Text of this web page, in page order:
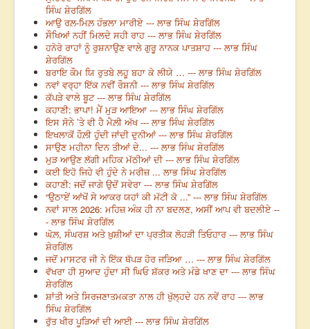
ਸਿੰਘ ਸ਼ੇਰਗਿੱਲ
ਆਉ ਰਲ਼-ਮਿਲ਼ ਹੰਭਲਾ ਮਾਰੀਏ --- ਲਾਭ ਸਿੰਘ ਸ਼ੇਰਗਿੱਲ
ਸੌਖਿਆਂ ਨਹੀਂ ਮਿਲਦੇ ਸਹੀ ਰਾਹ --- ਲਾਭ ਸਿੰਘ ਸ਼ੇਰਗਿੱਲ
ਹਨੇਰੇ ਰਾਹਾਂ ਨੂੰ ਰੁਸ਼ਨਾਉਣ ਵਾਲੇ ਗੁਰੂ ਨਾਨਕ ਪਾਤਸ਼ਾਹ --- ਲਾਭ ਸਿੰਘ
ਸ਼ੇਰਗਿੱਲ
ਬਰਾਇ ਕੌਮ ਯਿ ਰੁਤਬੇ ਲਹੂ ਬਹਾ ਕੇ ਲੀਯੇ … --- ਲਾਭ ਸਿੰਘ ਸ਼ੇਰਗਿੱਲ
ਨਵਾਂ ਵਰ੍ਹਾ ਇੱਕ ਨਵੀਂ ਰੌਸ਼ਨੀ --- ਲਾਭ ਸਿੰਘ ਸ਼ੇਰਗਿੱਲ
ਕੱਪੜੇ ਵਾਲੇ ਬੂਟ --- ਲਾਭ ਸਿੰਘ ਸ਼ੇਰਗਿੱਲ
ਕਹਾਣੀ: ਭਾਪਾ! ਮੈਂ ਮੁੜ ਆਇਆ --- ਲਾਭ ਸਿੰਘ ਸ਼ੇਰਗਿੱਲ
ਇਸ ਸੋਨੇ ’ਤੇ ਵੀ ਹੈ ਮੈਲ਼ੀ ਅੱਖ --- ਲਾਭ ਸਿੰਘ ਸ਼ੇਰਗਿੱਲ
ਇਖਲਾਕੋਂ ਹੌਲ਼ੀ ਹੁੰਦੀ ਜਾਂਦੀ ਦੁਨੀਆਂ --- ਲਾਭ ਸਿੰਘ ਸ਼ੇਰਗਿੱਲ
ਸਾਉਣ ਮਹੀਨਾ ਦਿਨ ਤੀਆਂ ਦੇ... --- ਲਾਭ ਸਿੰਘ ਸ਼ੇਰਗਿੱਲ
ਮੁੜ ਆਉਣ ਲੱਗੀ ਮਹਿਕ ਮੱਠੀਆਂ ਦੀ --- ਲਾਭ ਸਿੰਘ ਸ਼ੇਰਗਿੱਲ
ਕਈ ਇਹੋ ਜਿਹੇ ਵੀ ਹੁੰਦੇ ਨੇ ਮਰੀਜ਼ ... ਲਾਭ ਸਿੰਘ ਸ਼ੇਰਗਿੱਲ
ਕਹਾਣੀ: ਜਦੋਂ ਜਾਗੇ ਉਦੋਂ ਸਵੇਰਾ --- ਲਾਭ ਸਿੰਘ ਸ਼ੇਰਗਿੱਲ
“ਉਠਾਏਂ ਆਂਖੋਂ ਸੇ ਆਕਰ ਯਹਾਂ ਕੀ ਮੱਟੀ ਕੋ ...” --- ਲਾਭ ਸਿੰਘ ਸ਼ੇਰਗਿੱਲ
ਨਵਾਂ ਸਾਲ 2026: ਮਹਿਜ਼ ਅੰਕ ਹੀ ਨਾ ਬਦਲਣ, ਅਸੀਂ ਆਪ ਵੀ ਬਦਲੀਏ --
- ਲਾਭ ਸਿੰਘ ਸ਼ੇਰਗਿੱਲ
ਘੋਲ਼, ਸੰਘਰਸ਼ ਅਤੇ ਖ਼ੁਸ਼ੀਆਂ ਦਾ ਪ੍ਰਤੀਕ ਲੋਹੜੀ ਤਿਓਹਾਰ --- ਲਾਭ ਸਿੰਘ
ਸ਼ੇਰਗਿੱਲ
ਜਦੋਂ ਮਾਸਟਰ ਜੀ ਨੇ ਇੱਕ ਥੱਪੜ ਹੋਰ ਜੜਿਆ … --- ਲਾਭ ਸਿੰਘ ਸ਼ੇਰਗਿੱਲ
ਵੱਖਰਾ ਹੀ ਸੁਆਦ ਹੁੰਦਾ ਸੀ ਘਿਓ ਸ਼ੱਕਰ ਅਤੇ ਮੰਡੇ ਖਾਣ ਦਾ --- ਲਾਭ ਸਿੰਘ
ਸ਼ੇਰਗਿੱਲ
ਸ਼ਾਂਤੀ ਅਤੇ ਸਿਰਜਣਾਤਮਕਤਾ ਨਾਲ ਹੀ ਖੁੱਲ੍ਹਦੇ ਹਨ ਨਵੇਂ ਰਾਹ --- ਲਾਭ
ਸਿੰਘ ਸ਼ੇਰਗਿੱਲ
ਰੁੱਤ ਖੀਰ ਪੂੜਿਆਂ ਦੀ ਆਈ --- ਲਾਭ ਸਿੰਘ ਸ਼ੇਰਗਿੱਲ